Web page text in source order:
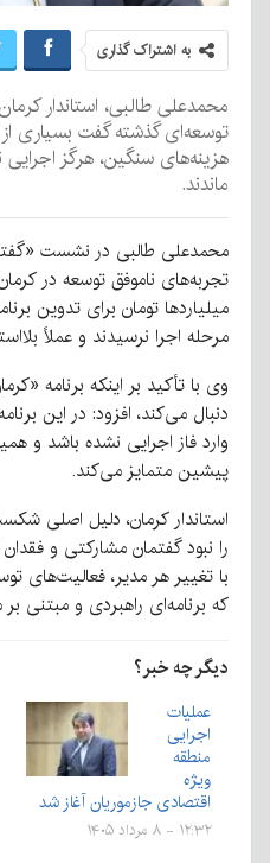
به اشتراک گذاری
محمدعلی طالبی، استاندار
توسعه‌ای گذشته گفت بسیاری
هزینه‌های سنگین، هرگز اجرایی
ماندند.
محمدعلی طالبی در نشست
تجربه‌های ناموفق توسعه در
میلیاردها تومان برای تدوین
مرحله اجرا نرسیدند و عملاً
وی با تأکید بر اینکه برنامه
دنبال می‌کند، افزود: در این
وارد فاز اجرایی نشده باشد و
پیشین متمایز می‌کند.
استاندار کرمان، دلیل اصلی
را نبود گفتمان مشارکتی و
با تغییر هر مدیر، فعالیت‌های
که برنامه‌ای راهبردی و مبتنی
دیگر چه خبر؟
عملیات
اجرایی
منطقه
ویژه
اقتصادی جازموریان آغاز شد
۱۲:۳۲ - ۸ مرداد ۱۴۰۵